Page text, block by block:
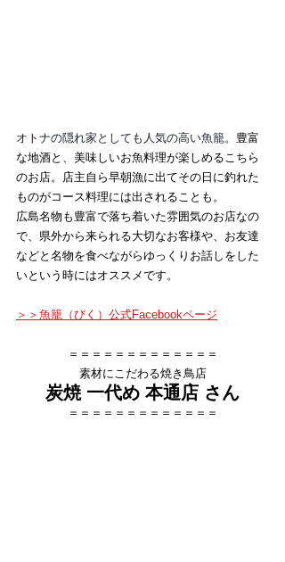
オトナの隠れ家としても人気の高い魚籠。 豊富
な地酒と、美味しいお魚料理が楽しめるこちら
のお店。店主自ら早朝漁に出てその日に釣れた
ものがコース料理には出されることも。
広島名物も豊富で落ち着いた雰囲気のお店なの
で、県外から来られる大切なお客様や、お友達
などと名物を食べながらゆっくりお話しをした
いという時にはオススメです。
＞＞魚籠（びく）公式Facebookページ
＝＝＝＝＝＝＝＝＝＝＝＝＝
素材にこだわる焼き鳥店
炭焼 一代め 本通店 さん
＝＝＝＝＝＝＝＝＝＝＝＝＝